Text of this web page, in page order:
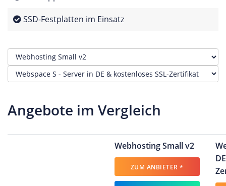
SSD-Festplatten im Einsatz
Angebote im Vergleich
Webhosting Small v2
ZUM ANBIETER *